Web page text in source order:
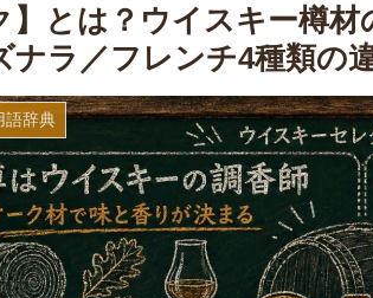
】とは？ウイスキー樽
ナラ／フレンチ4種類の
語辞典